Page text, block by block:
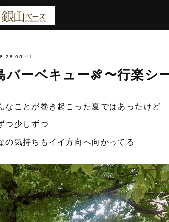
05:41
バーベキュー🍖〜行楽シ
なことが巻き起こった夏ではあったけど
つ少しずつ
の気持ちもイイ方向へ向かってる